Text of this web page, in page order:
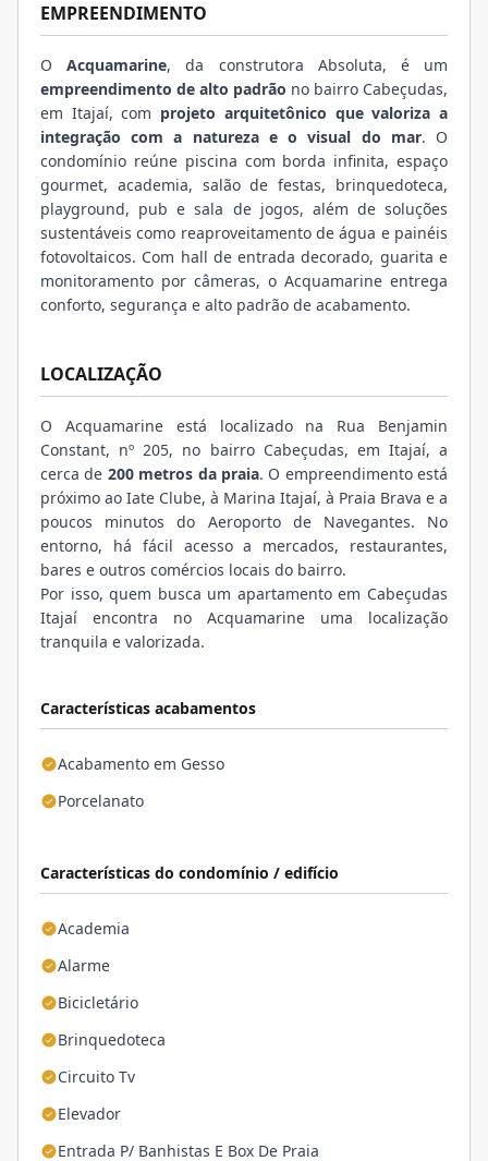
Características acabamentos
Acabamento em Gesso
Porcelanato
Características do condomínio / edifício
Academia
Alarme
Bicicletário
Brinquedoteca
Circuito Tv
Elevador
Entrada P/ Banhistas E Box De Praia
EMPREENDIMENTO
OAcquamarine, da construtora Absoluta, é um
empreendimento de alto padrão no bairro Cabeçudas,
em Itajaí, com projeto arquitetônico que valoriza a
integração com a natureza e o visual do mar. O
condomínio reúne piscina com borda infinita, espaço
gourmet, academia, salão de festas, brinquedoteca,
playground, pub e sala de jogos, além de soluções
sustentáveis como reaproveitamento de água e painéis
fotovoltaicos. Com hall de entrada decorado, guarita e
monitoramento por câmeras, o Acquamarine entrega
conforto, segurança e alto padrão de acabamento.
LOCALIZAÇÃO
O Acquamarine está localizado na Rua Benjamin
Constant, nº 205, no bairro Cabeçudas, em Itajaí, a
cerca de 200 metros da praia. O empreendimento está
próximo ao Iate Clube, à Marina Itajaí, à Praia Brava e a
poucos minutos do Aeroporto de Navegantes. No
entorno, há fácil acesso a mercados, restaurantes,
bares e outros comércios locais do bairro.
Por isso, quem busca um apartamento em Cabeçudas
Itajaí encontra no Acquamarine uma localização
tranquila e valorizada.